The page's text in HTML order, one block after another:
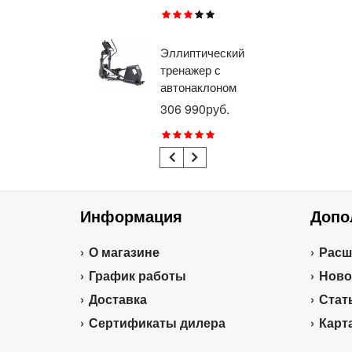
Эллиптический
тренажер с
автонаклоном
профессиональный
BRONZE GYM
E1000M PRO
TURBO (new)
306 990руб.
Информация
О магазине
График работы
Доставка
Сертификаты дилера